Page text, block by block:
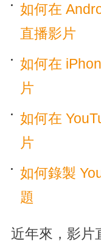
如何在
直播影片
如何在
片
如何在
片
如何錄製
題
近年來，影片